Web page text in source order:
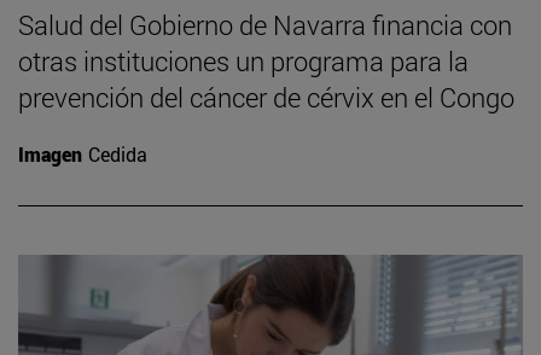
Salud del Gobierno de Navarra financia con
otras instituciones un programa para la
prevención del cáncer de cérvix en el Congo
Imagen Cedida